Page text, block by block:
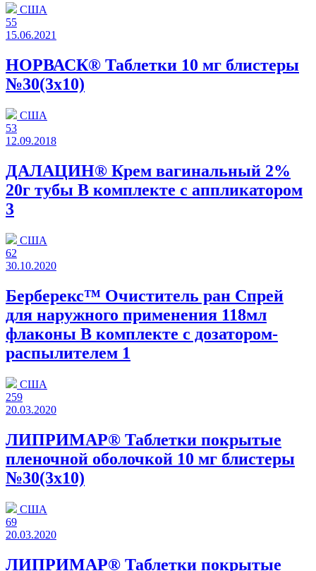
США
55
15.06.2021
НОРВАСК® Таблетки 10 мг блистеры
№30(3x10)
США
53
12.09.2018
ДАЛАЦИН® Крем вагинальный 2%
20г тубы В комплекте с аппликатором
3
США
62
30.10.2020
Берберекс™ Очиститель ран Спрей
для наружного применения 118мл
флаконы В комплекте с дозатором-
распылителем 1
США
259
20.03.2020
ЛИПРИМАР® Таблетки покрытые
пленочной оболочкой 10 мг блистеры
№30(3x10)
США
69
20.03.2020
ЛИПРИМАР® Таблетки покрытые